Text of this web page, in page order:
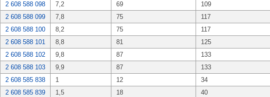
2 608 588 098
7,2 69 109
2 608 588 099
7,8 75 117
2 608 588 100
8,2 75 117
2 608 588 101
8,8 81 125
2 608 588 102
9,8 87 133
2 608 588 103
9,9 87 133
2 608 585 838
1 12 34
2 608 585 839
1,5 18 40